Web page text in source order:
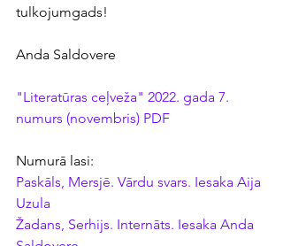
tulkojumgads!
Anda Saldovere
"Literatūras ceļveža" 2022. gada 7.
numurs (novembris) PDF
Numurā lasi:
Paskāls, Mersjē. Vārdu svars. Iesaka Aija
Uzula
Žadans, Serhijs. Internāts. Iesaka Anda